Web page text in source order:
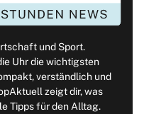
und Sport.
Uhr die wichtigsten
verständlich und
zeigt dir, was
Tipps für den Alltag.